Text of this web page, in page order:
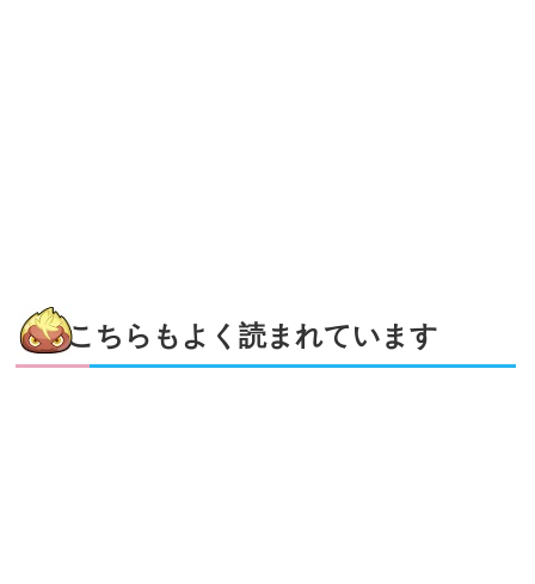
こちらもよく読まれています